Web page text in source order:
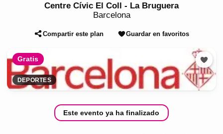
Centre Cívic El Coll - La Bruguera
Barcelona
Compartir este plan Guardar en favoritos
Gratis
DEPORTES
Este evento ya ha finalizado